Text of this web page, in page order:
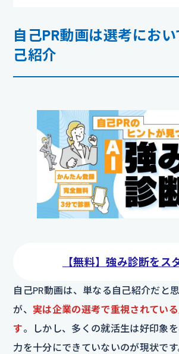
自己PR動画は選考にお
己紹介
【無料】強み診断をス
自己PR動画は、単なる自己紹介だと
が、 実は企業の選考で重視されてい
す。しかし、多くの就活生は好印象
力を十分にできていないのが現状です